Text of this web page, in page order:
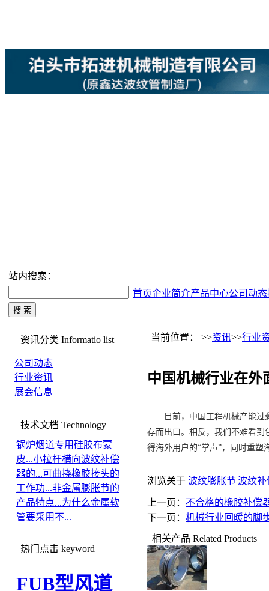
站内搜索：
首页企业简介产品中心公司动态
资讯分类 Informatio list
公司动态
行业资讯
展会信息
技术文档 Technology
锅炉烟道专用硅胶布蒙
皮...小拉杆横向波纹补偿
器的...可曲挠橡胶接头的
工作功...非金属膨胀节的
产品特点...为什么金属软
管要采用不...
热门点击 keyword
FUB型风道
当前位置： >>资讯>>行业
中国机械行业在外
目前，中国工程机械产能过剩
存而出口。相反，我们不难看到
得海外用户的“掌声”，同时重塑
浏览关于 波纹膨胀节|波纹补
上一页： 不合格的橡胶补偿
下一页： 机械行业回暖的脚
相关产品 Related Products